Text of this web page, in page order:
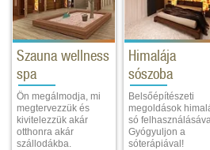
Szauna wellness
spa
Ön megálmodja, mi
megtervezzük és
kivitelezzük akár
otthonra akár
szállodákba.
Himalája
sószoba
Belsőépítészeti
megoldások
só
Gyógyuljon a
sóterápiával!